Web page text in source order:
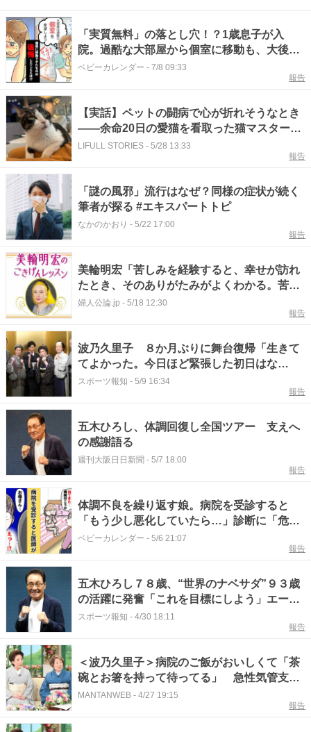
「実質無料」の落とし穴！？1歳息子が入
院。過酷な大部屋から個室に移動も、大後悔
したワケ
ベビーカレンダー - 7/8 09:33
報告
【実話】ペットの闘病で心が折れそうなとき
――余命20日の愛猫を看取った猫マスターが
語る“心のセルフケア”
LIFULL STORIES - 5/28 13:33
報告
「謎の風邪」流行はなぜ？同様の症状が続く
筆者が探る #エキスパートトピ
なかのかおり - 5/22 17:00
報告
美輪明宏「苦しみを経験すると、幸せが訪れ
たとき、そのありがたみがよくわかる。苦し
みは幸せになるためのプロセスと考えて」
婦人公論.jp - 5/18 12:30
報告
波乃久里子 ８か月ぶりに舞台復帰「生きて
てよかった。今日ほど緊張した初日はな
い」 急性気管支炎で入退院繰り返すも回復
スポーツ報知 - 5/9 16:34
報告
五木ひろし、体調回復し全国ツアー 支えへ
の感謝語る
週刊大阪日日新聞 - 5/7 18:00
報告
体調不良を繰り返す娘。病院を受診すると
「もう少し悪化していたら…」診断に「危な
かった」と後悔
ベビーカレンダー - 5/6 21:07
報告
五木ひろし７８歳、“世界のナベサダ”９３歳
の活躍に発奮「これを目標にしよう」エージ
シュートも目指す
スポーツ報知 - 4/30 18:11
報告
＜波乃久里子＞病院のご飯がおいしくて「茶
碗とお箸を持って待ってる」 急性気管支炎
で入院、病室で掃除や美顔術も 「徹子の部
MANTANWEB - 4/27 19:15
報告